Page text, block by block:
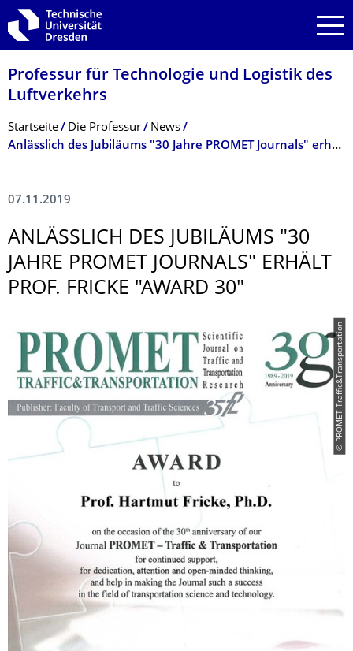
Zur Hauptnavigation springen
Zur Suche springen
Zum Inhalt springen
Professur für Technologie und Logistik des
Luftverkehrs
Breadcrumb-Menü
Startseite Die Professur
News
Anlässlich des Jubiläums "30 Jahre PROMET Journals" erhält Prof. Fricke "AWARD 30"
07.11.2019
ANLÄSSLICH DES JUBILÄUMS "30
JAHRE PROMET JOURNALS" ERHÄLT
PROF. FRICKE "AWARD 30"
© PROMET-Traffic&Transportation